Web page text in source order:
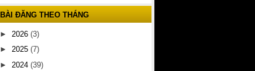
BÀI ĐĂNG THEO THÁNG
► 2026 (3)
► 2025 (7)
► 2024 (39)